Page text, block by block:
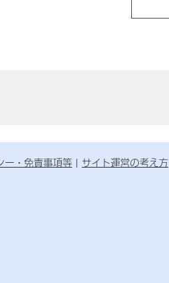
ー・免責事項等 サイト運営の考え方